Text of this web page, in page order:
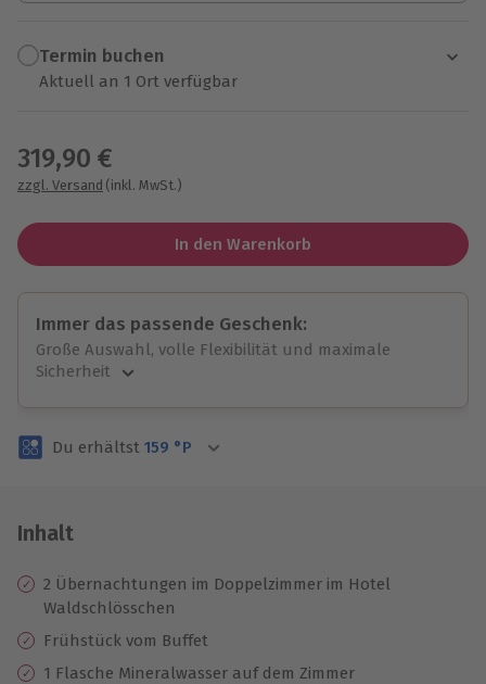
Termin buchen
Aktuell an 1 Ort verfügbar
319,90 €
zzgl. Versand (inkl. MwSt.)
In den Warenkorb
Immer das passende Geschenk:
Große Auswahl, volle Flexibilität und maximale
Sicherheit
Volle Flexibilität
3 Jahre gültig & verlängerbar.
Du erhältst 159 °P
Inhalt
2 Übernachtungen im Doppelzimmer im Hotel
Waldschlösschen
Frühstück vom Buffet
1 Flasche Mineralwasser auf dem Zimmer